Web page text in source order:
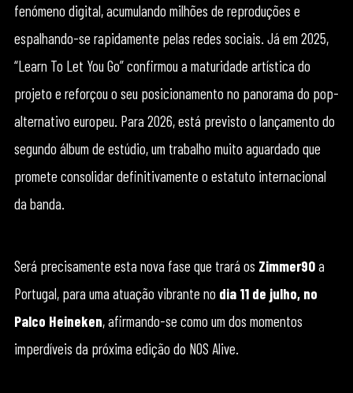
fenómeno digital, acumulando milhões de reproduções e
espalhando-se rapidamente pelas redes sociais. Já em 2025,
“Learn To Let You Go” confirmou a maturidade artística do
projeto e reforçou o seu posicionamento no panorama do pop-
alternativo europeu. Para 2026, está previsto o lançamento do
segundo álbum de estúdio, um trabalho muito aguardado que
promete consolidar definitivamente o estatuto internacional
da banda.
Será precisamente esta nova fase que trará os Zimmer90a
Portugal, para uma atuação vibrante no dia 11 de julho, no
Palco Heineken, afirmando-se como um dos momentos
imperdíveis da próxima edição do NOS Alive.